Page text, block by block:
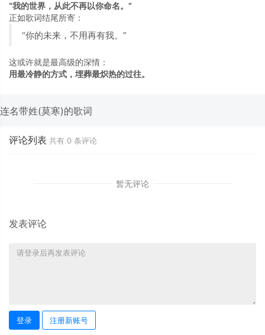
“我的世界，从此不再以你命名。”
正如歌词结尾所寄：
“你的未来，不用再有我。”
这或许就是最高级的深情：
用最冷静的方式，埋葬最炽热的过往。
连名带姓(莫寒)的歌词
评论列表 共有 0 条评论
暂无评论
发表评论
登录 注册新账号